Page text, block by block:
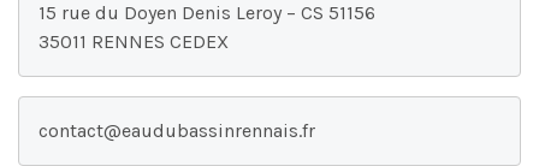
15 rue du Doyen Denis Leroy – CS 51156
35011 RENNES CEDEX
contact@eaudubassinrennais.fr